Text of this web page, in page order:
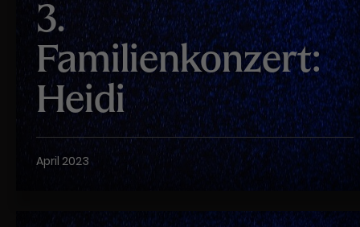
3.
Familienkonzert:
Heidi
April 2023